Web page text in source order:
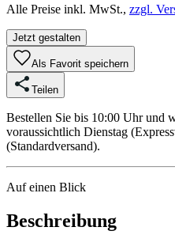
Alle Preise inkl. MwSt., zzgl.
Jetzt gestalten
Als Favorit speichern
Teilen
Bestellen Sie bis 10:00 Uhr und
voraussichtlich Dienstag
(Standardversand).
Auf einen Blick
Beschreibung